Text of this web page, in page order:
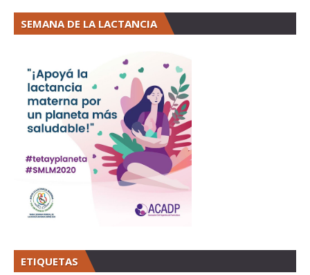
SEMANA DE LA LACTANCIA
ETIQUETAS